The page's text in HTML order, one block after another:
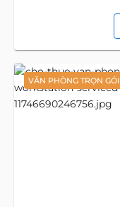
VĂN PHÒNG TRỌN GÓI